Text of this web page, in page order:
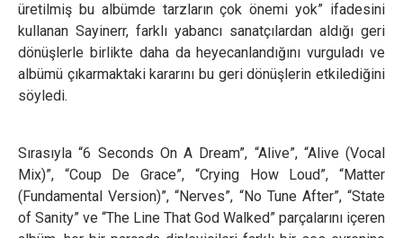
üretilmiş bu albümde tarzların çok önemi yok” ifadesini
kullanan Sayinerr, farklı yabancı sanatçılardan aldığı geri
dönüşlerle birlikte daha da heyecanlandığını vurguladı ve
albümü çıkarmaktaki kararını bu geri dönüşlerin etkilediğini
söyledi.
Sırasıyla “6 Seconds On A Dream”, “Alive”, “Alive (Vocal
Mix)”, “Coup De Grace”, “Crying How Loud”, “Matter
(Fundamental Version)”, “Nerves”, “No Tune After”, “State
of Sanity” ve “The Line That God Walked” parçalarını içeren